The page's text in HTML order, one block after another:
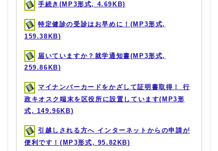
手続き(MP3形式, 4.69KB)
特定健診の受診はお早めに！(MP3形式,
159.38KB)
届いていますか？就学通知書(MP3形式,
259.86KB)
マイナンバーカードをかざして証明書取得！ 行
政キオスク端末を区役所に設置しています(MP3形
式, 149.96KB)
引越しされる方へ インターネットからの申請が
便利です！(MP3形式, 95.82KB)